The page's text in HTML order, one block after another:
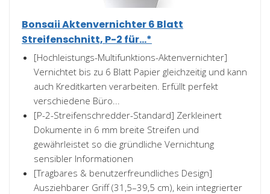
Bonsaii Aktenvernichter 6 Blatt
Streifenschnitt, P-2 für...*
[Hochleistungs-Multifunktions-Aktenvernichter]
Vernichtet bis zu 6 Blatt Papier gleichzeitig und kann
auch Kreditkarten verarbeiten. Erfüllt perfekt
verschiedene Büro...
[P-2-Streifenschredder-Standard] Zerkleinert
Dokumente in 6 mm breite Streifen und
gewährleistet so die gründliche Vernichtung
sensibler Informationen
[Tragbares & benutzerfreundliches Design]
Ausziehbarer Griff (31,5–39,5 cm), kein integrierter